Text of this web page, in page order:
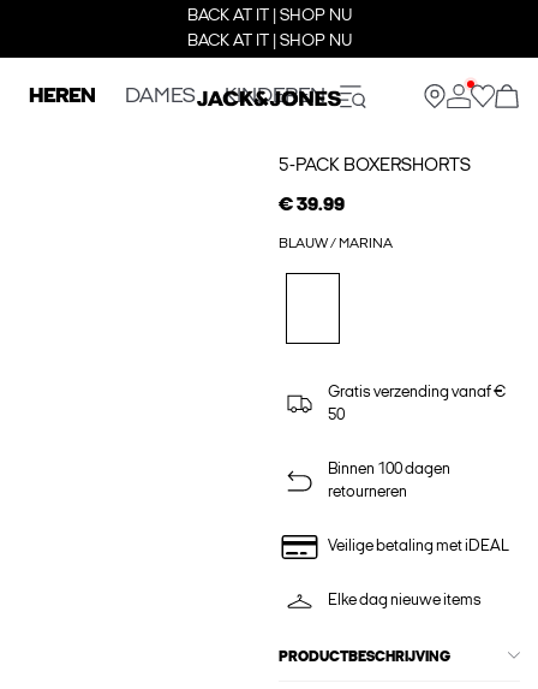
BACK AT IT | SHOP NU
BACK AT IT | SHOP NU
HEREN DAMES KINDEREN
5-PACK BOXERSHORTS
€ 39.99
BLAUW / MARINA
Gratis verzending vanaf €
50
Binnen 100 dagen
retourneren
Veilige betaling met iDEAL
Elke dag nieuwe items
PRODUCTBESCHRIJVING